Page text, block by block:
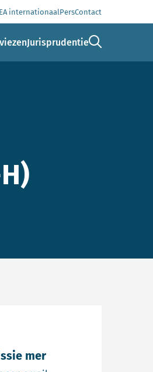
internationaalPersContact
Jurisprudentie
mer